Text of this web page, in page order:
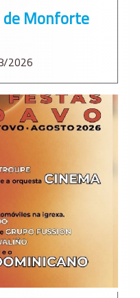
de Monforte
2026